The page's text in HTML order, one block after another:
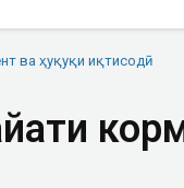
ва ҳуқуқи иқтисодӣ